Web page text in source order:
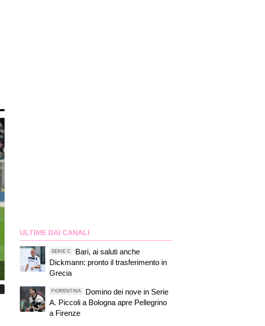
ULTIME DAI CANALI
SERIE C
Bari, ai saluti anche
Dickmann: pronto il trasferimento in
Grecia
FIORENTINA
Domino dei nove in Serie
A. Piccoli a Bologna apre Pellegrino
a Firenze